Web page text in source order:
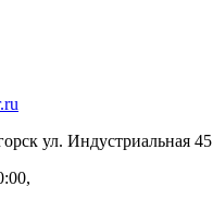
ул. Индустриальная 45